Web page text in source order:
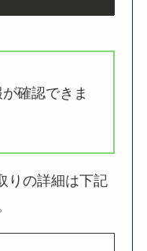
確認できま
りの詳細は下記